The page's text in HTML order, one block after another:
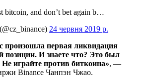
bitcoin, and don’t bet again b…
24 червня 2019 р.
произошла первая ликвидация
позиции. И знаете что? Это был
играйте против биткоина», —
Binance Чанпэн Чжао.